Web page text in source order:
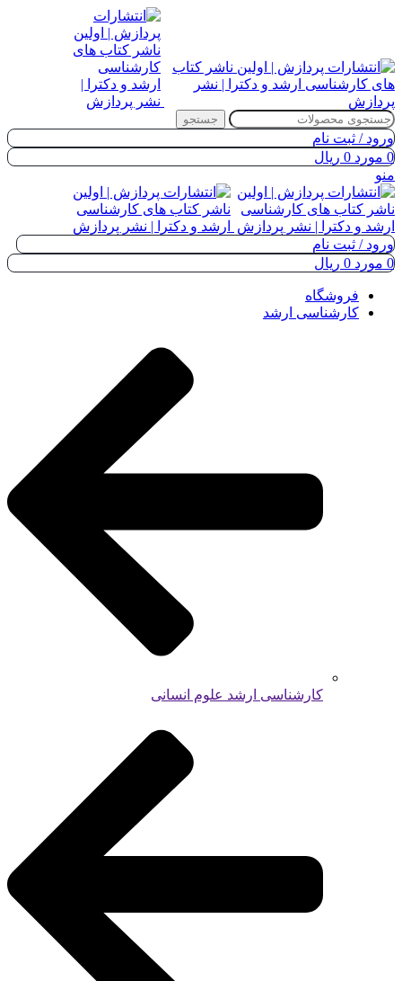
جستجو
ورود / ثبت نام
0 مورد 0 ریال
منو
ورود / ثبت نام
0 مورد 0 ریال
فروشگاه
کارشناسی ارشد
کارشناسی ارشد علوم انسانی